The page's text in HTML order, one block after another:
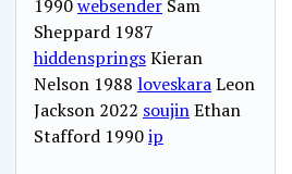
1990websender Sam
Sheppard 1987
hiddenspringsKieran
Nelson 1988 loveskaraLeon
Jackson 2022 soujinEthan
Stafford 1990ip